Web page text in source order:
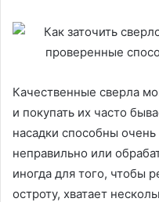
Качественные сверла
и покупать их часто
насадки способны
неправильно или
иногда для того, чтобы
остроту, хватает